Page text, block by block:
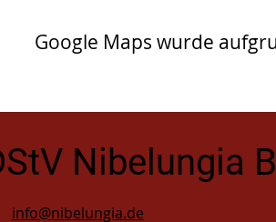
Google Maps wurde
Nibelungia
info@nibelungia.de